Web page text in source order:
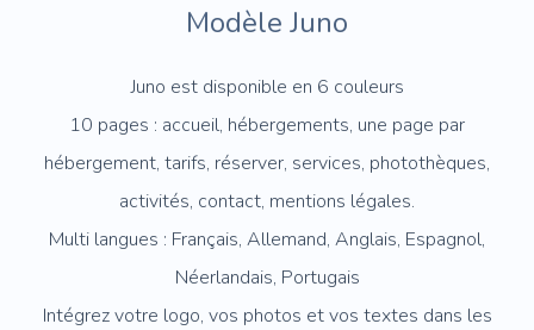
Modèle Juno
Juno est disponible en 6 couleurs
10 pages : accueil, hébergements, une page par
hébergement, tarifs, réserver, services, photothèques,
activités, contact, mentions légales.
Multi langues : Français, Allemand, Anglais, Espagnol,
Néerlandais, Portugais
Intégrez votre logo, vos photos et vos textes dans les